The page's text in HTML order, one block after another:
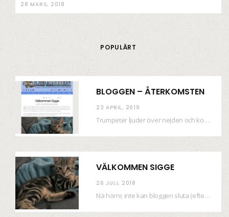
28 MARS, 2018
POPULÄRT
BLOGGEN – ÅTERKOMSTEN
23 APRIL, 2019
Trumpeter ljuder över nejden och konfetti regnar längsmed husfasaderna – FREDEN ÄR HÄR! Eller ahem.…
VÄLKOMMEN SIGGE
26 JULI, 2018
Nä hörni; inte kan bloggen sluta (eftersom jag så sällan uppdaterar skiten) i sånt supermoll.…